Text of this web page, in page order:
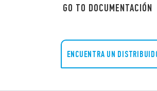
GO TO DOCUMENTACIÓN
ENCUENTRA UN